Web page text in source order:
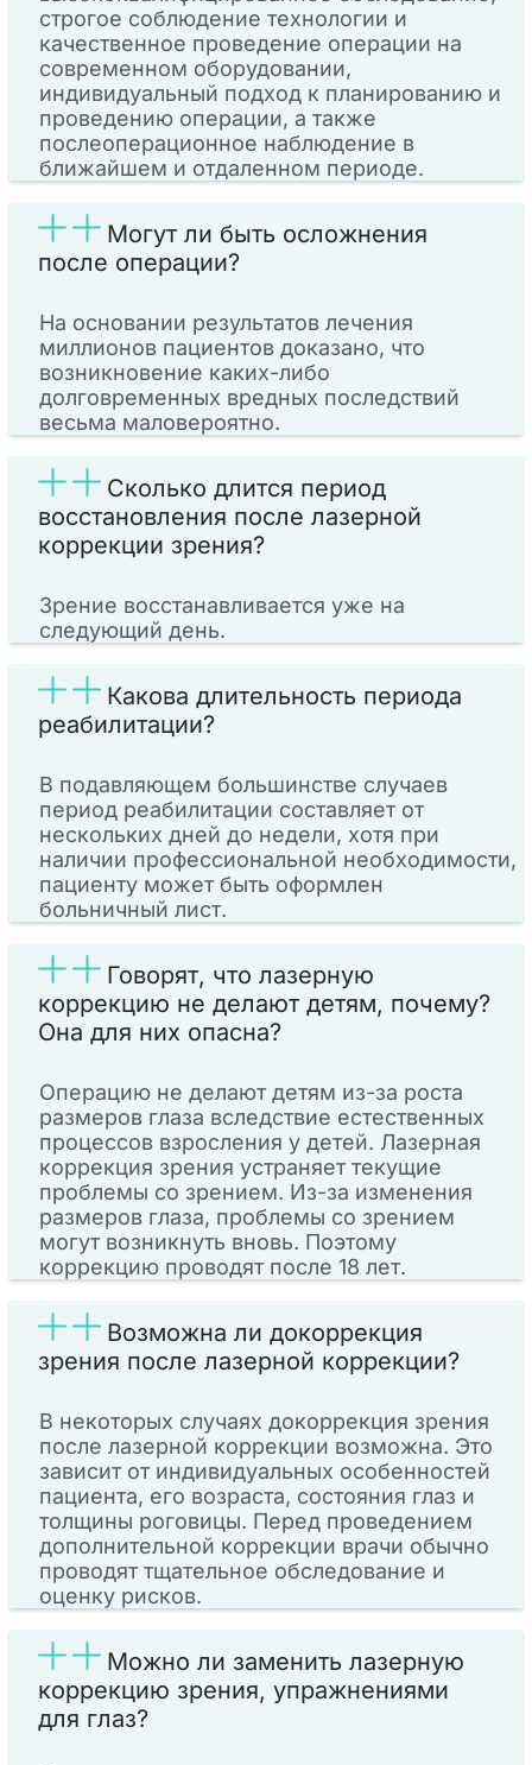
строгое соблюдение технологии и
качественное проведение операции на
современном оборудовании,
индивидуальный подход к планированию и
проведению операции, а также
послеоперационное наблюдение в
ближайшем и отдаленном периоде.
Могут ли быть осложнения
после операции?
На основании результатов лечения
миллионов пациентов доказано, что
возникновение каких-либо
долговременных вредных последствий
весьма маловероятно.
Сколько длится период
восстановления после лазерной
коррекции зрения?
Зрение восстанавливается уже на
следующий день.
Какова длительность периода
реабилитации?
В подавляющем большинстве случаев
период реабилитации составляет от
нескольких дней до недели, хотя при
наличии профессиональной необходимости,
пациенту может быть оформлен
больничный лист.
Говорят, что лазерную
коррекцию не делают детям, почему?
Она для них опасна?
Операцию не делают детям из-за роста
размеров глаза вследствие естественных
процессов взросления у детей. Лазерная
коррекция зрения устраняет текущие
проблемы со зрением. Из-за изменения
размеров глаза, проблемы со зрением
могут возникнуть вновь. Поэтому
коррекцию проводят после 18 лет.
Возможна ли докоррекция
зрения после лазерной коррекции?
В некоторых случаях докоррекция зрения
после лазерной коррекции возможна. Это
зависит от индивидуальных особенностей
пациента, его возраста, состояния глаз и
толщины роговицы. Перед проведением
дополнительной коррекции врачи обычно
проводят тщательное обследование и
оценку рисков.
Можно ли заменить лазерную
коррекцию зрения, упражнениями
для глаз?